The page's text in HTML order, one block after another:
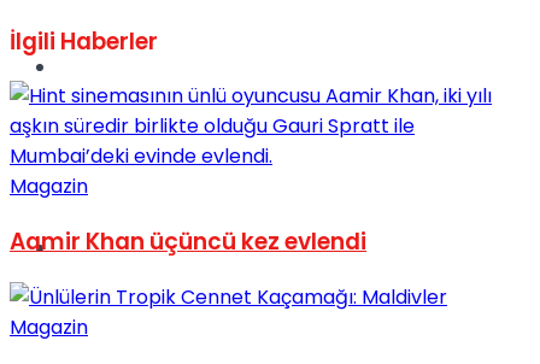
Sinema
İlgili Haberler
Magazin
Aamir Khan üçüncü kez evlendi
Magazin